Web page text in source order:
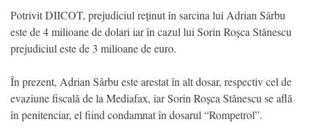
Potrivit DIICOT, prejudiciul reținut în sarcina lui Adrian Sârbu
este de 4 milioane de dolari iar în cazul lui Sorin Roșca Stănescu
prejudiciul este de 3 milioane de euro.
În prezent, Adrian Sârbu este arestat în alt dosar, respectiv cel de
evaziune fiscală de la Mediafax, iar Sorin Roșca Stănescu se află
în penitenciar, el fiind condamnat în dosarul “Rompetrol”.